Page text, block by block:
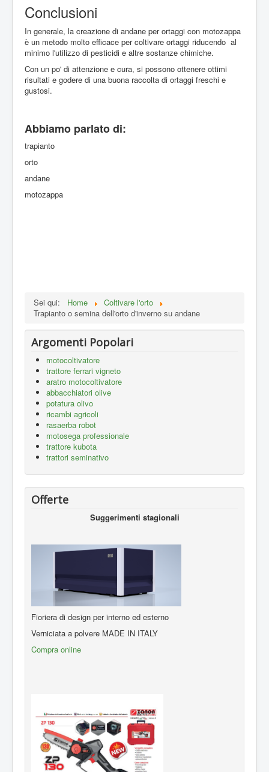
Conclusioni
In generale, la creazione di andane per ortaggi con motozappa
è un metodo molto efficace per coltivare ortaggi riducendo al
minimo l'utilizzo di pesticidi e altre sostanze chimiche.
Con un po' di attenzione e cura, si possono ottenere ottimi
risultati e godere di una buona raccolta di ortaggi freschi e
gustosi.
Abbiamo parlato di:
trapianto
orto
andane
motozappa
Sei qui: Home
Coltivare l'orto
Trapianto o semina dell'orto d'inverno su andane
Argomenti Popolari
motocoltivatore
trattore ferrari vigneto
aratro motocoltivatore
abbacchiatori olive
potatura olivo
ricambi agricoli
rasaerba robot
motosega professionale
trattore kubota
trattori seminativo
Offerte
Suggerimenti stagionali
Fioriera di design per interno ed esterno
Verniciata a polvere MADE IN ITALY
Compra online